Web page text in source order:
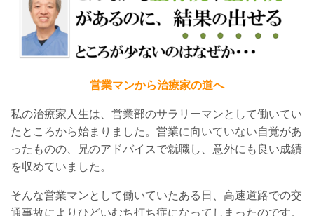
営業マンから治療家の道へ
私の治療家 人生は、営業部のサラリーマンとして働いてい
たところから始まりました。営業に向いていない自覚があ
ったものの、兄のアドバイスで就職し、意外にも良い成績
を収めていました。
そんな営業マンとして働いていたある日
、高速道路での交
通事故により ひどいむち打ち症になってしまったのです。